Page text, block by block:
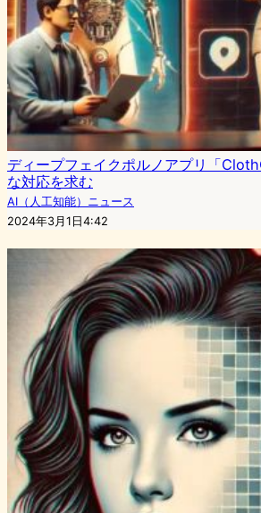
ディープフェイクポルノアプリ「
な対応を求む
AI（人工知能）ニュース
2024年3月1日4:42